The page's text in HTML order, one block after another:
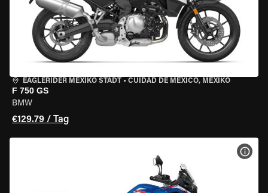
EAGLERIDER MEXIKO STADT • CUIDAD DE MEXICO, MEXIKO
F 750 GS
BMW
€129.79 / Tag